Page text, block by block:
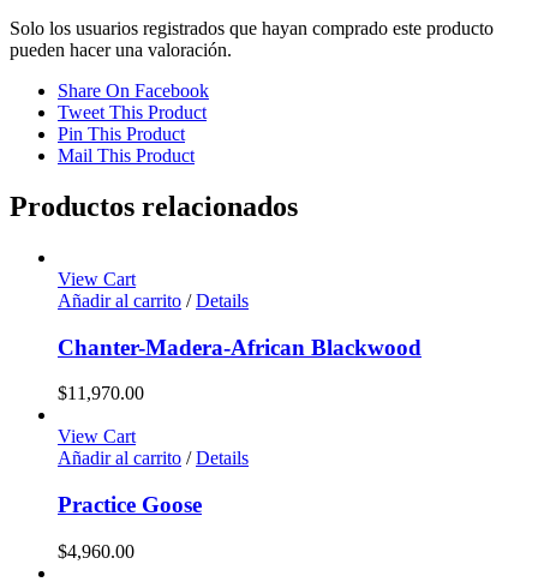
Solo los usuarios registrados que hayan comprado este producto
pueden hacer una valoración.
Share On Facebook
Tweet This Product
Pin This Product
Mail This Product
Productos relacionados
View Cart
Añadir al carrito / Details
Chanter-Madera-African Blackwood
$11,970.00
View Cart
Añadir al carrito / Details
Practice Goose
$4,960.00